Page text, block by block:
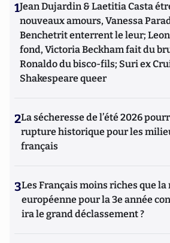
1Jean Dujardin & Laetitia Casta
nouveaux amours, Vanessa
Benchetrit enterrent le leur;
fond, Victoria Beckham fait du
Ronaldo du bisco-fils; Suri ex
Shakespeare queer
2La sécheresse de l’été 2026
rupture historique pour les
français
3Les Français moins riches que la
européenne pour la 3e année
ira le grand déclassement ?